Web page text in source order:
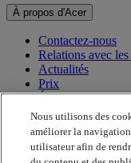
À propos d'Acer
Contactez-nous
Relations avec
Actualités
Prix
Événements
Développement durable
Développement durable
Nous utilisons des
améliorer la
utilisateur afin de